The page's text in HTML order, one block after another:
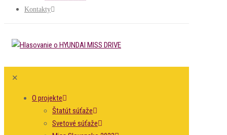
Kontakty
✕
O projekte
Štatút súťaže
Svetové súťaže